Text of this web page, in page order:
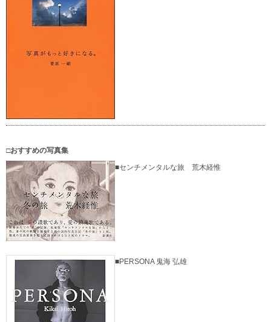
□おすすめの写真集
■センチメンタルな旅 荒木経惟
■PERSONA 鬼海 弘雄